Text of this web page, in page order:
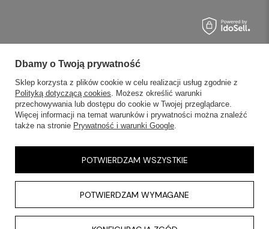
Dbamy o Twoją prywatność
Sklep korzysta z plików cookie w celu realizacji usług zgodnie z
Polityką dotyczącą cookies. Możesz określić warunki
przechowywania lub dostępu do cookie w Twojej przeglądarce.
Więcej informacji na temat warunków i prywatności można znaleźć
także na stronie Prywatność i warunki Google.
POTWIERDZAM WYMAGANE
POTWIERDZAM WSZYSTKIE